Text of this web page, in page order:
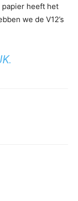
papier heeft het
we de V12’s